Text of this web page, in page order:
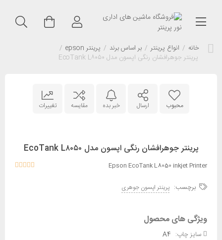
خانه / انواع پرینتر / بر اساس برند / پرینتر epson
/
پرینتر جوهرافشان رنگی اپسون مدل EcoTank L۸۰۵۰
محبوب ارسال خبر بده مقایسه تغییرات
پرینتر جوهرافشان رنگی اپسون مدل EcoTank L۸۰۵۰
Epson EcoTank L8050 inkjet Printer
برچسب: پرینتر اپسون جوهری
ویژگی های محصول
سایز چاپ: